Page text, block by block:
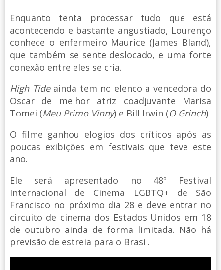
Enquanto tenta processar tudo que está
acontecendo e bastante angustiado, Lourenço
conhece o enfermeiro Maurice (James Bland),
que também se sente deslocado, e uma forte
conexão entre eles se cria.
High Tideainda tem no elenco a vencedora do
Oscar de melhor atriz coadjuvante Marisa
Tomei (Meu Primo Vinny) e Bill Irwin (O Grinch).
O filme ganhou elogios dos críticos após as
poucas exibições em festivais que teve este
ano.
Ele será apresentado no 48º Festival
Internacional de Cinema LGBTQ+ de São
Francisco no próximo dia 28 e deve entrar no
circuito de cinema dos Estados Unidos em 18
de outubro ainda de forma limitada. Não há
previsão de estreia para o Brasil.